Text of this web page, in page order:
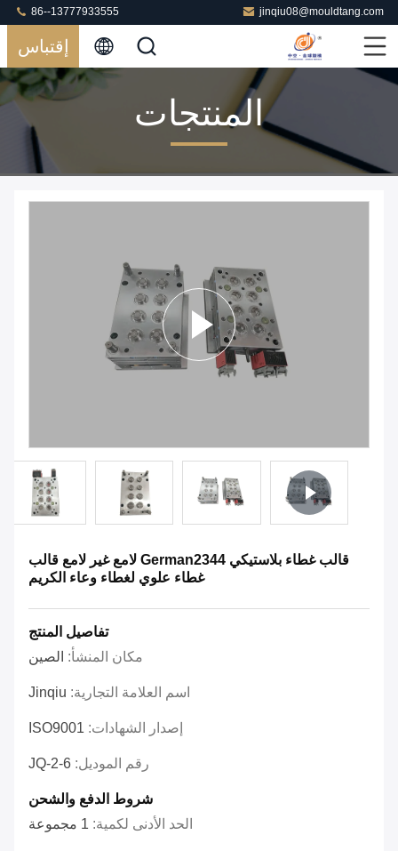
jinqiu08@mouldtang.com
86--13777933555
إقتباس
المنتجات
قالب غطاء بلاستيكي German2344 لامع غير لامع قالب
غطاء علوي لغطاء وعاء الكريم
تفاصيل المنتج
مكان المنشأ: الصين
اسم العلامة التجارية: Jinqiu
إصدار الشهادات: ISO9001
رقم الموديل: JQ-2-6
شروط الدفع والشحن
الحد الأدنى لكمية: 1 مجموعة